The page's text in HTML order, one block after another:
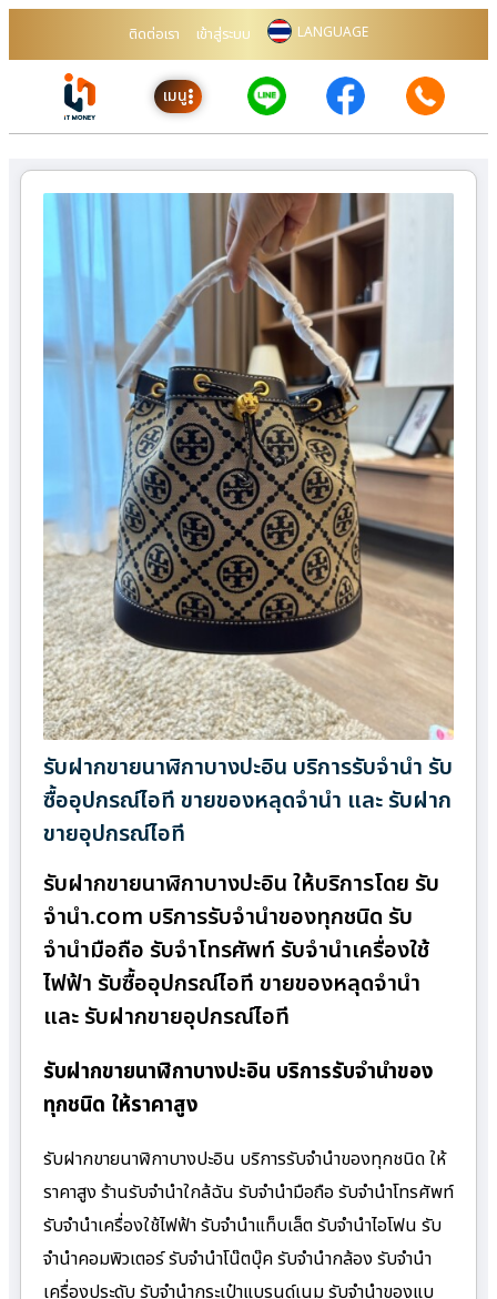
ติดต่อเรา เข้าสู่ระบบ LANGUAGE
เมนู
รับฝากขายนาฬิกาบางปะอิน บริการรับจำนำ รับ
ซื้ออุปกรณ์ไอที ขายของหลุดจำนำ และ รับฝาก
ขายอุปกรณ์ไอที
รับฝากขายนาฬิกาบางปะอิน ให้บริการโดย รับ
จํานํา.com บริการรับจำนำของทุกชนิด รับ
จำนำมือถือ รับจำโทรศัพท์ รับจำนำเครื่องใช้
ไฟฟ้า รับซื้ออุปกรณ์ไอที ขายของหลุดจำนำ
และ รับฝากขายอุปกรณ์ไอที
รับฝากขายนาฬิกาบางปะอิน บริการรับจำนำของ
ทุกชนิด ให้ราคาสูง
รับฝากขายนาฬิกาบางปะอิน บริการรับจำนำของทุกชนิด ให้
ราคาสูง ร้านรับจํานําใกล้ฉัน รับจำนำมือถือ รับจำนำโทรศัพท์
รับจำนำเครื่องใช้ไฟฟ้า รับจำนำแท็บเล็ต รับจำนำไอโฟน รับ
จำนำคอมพิวเตอร์ รับจำนำโน๊ตบุ๊ค รับจำนำกล้อง รับจำนำ
เครื่องประดับ รับจำนำกระเป๋าแบรนด์เนม รับจำนำของแบ